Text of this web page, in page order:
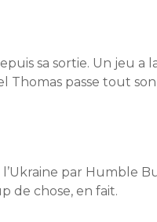
sa sortie. Un jeu a
passe tout
par Humble
de chose, en fait.